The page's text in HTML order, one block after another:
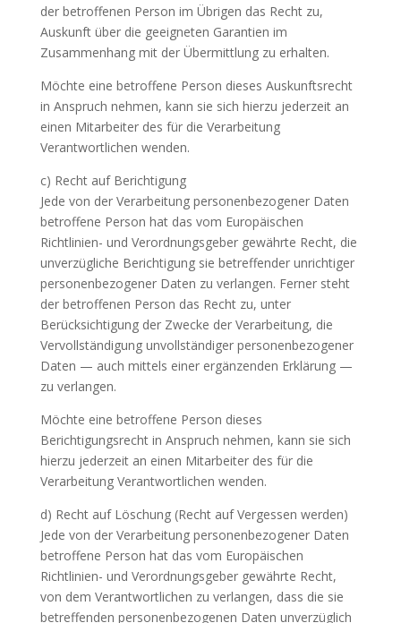
der betroffenen Person im Übrigen das Recht zu,
Auskunft über die geeigneten Garantien im
Zusammenhang mit der Übermittlung zu erhalten.
Möchte eine betroffene Person dieses Auskunftsrecht
in Anspruch nehmen, kann sie sich hierzu jederzeit an
einen Mitarbeiter des für die Verarbeitung
Verantwortlichen wenden.
c) Recht auf Berichtigung
Jede von der Verarbeitung personenbezogener Daten
betroffene Person hat das vom Europäischen
Richtlinien- und Verordnungsgeber gewährte Recht, die
unverzügliche Berichtigung sie betreffender unrichtiger
personenbezogener Daten zu verlangen. Ferner steht
der betroffenen Person das Recht zu, unter
Berücksichtigung der Zwecke der Verarbeitung, die
Vervollständigung unvollständiger personenbezogener
Daten — auch mittels einer ergänzenden Erklärung —
zu verlangen.
Möchte eine betroffene Person dieses
Berichtigungsrecht in Anspruch nehmen, kann sie sich
hierzu jederzeit an einen Mitarbeiter des für die
Verarbeitung Verantwortlichen wenden.
d) Recht auf Löschung (Recht auf Vergessen werden)
Jede von der Verarbeitung personenbezogener Daten
betroffene Person hat das vom Europäischen
Richtlinien- und Verordnungsgeber gewährte Recht,
von dem Verantwortlichen zu verlangen, dass die sie
betreffenden personenbezogenen Daten unverzüglich